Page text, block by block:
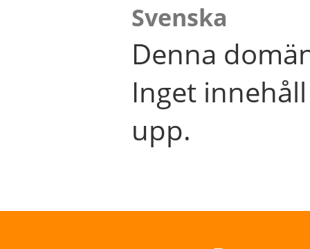
Svenska
Denna
Inget
upp.